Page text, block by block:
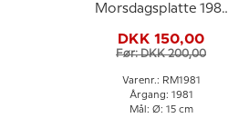
Morsdagsplatte 1981
DKK 150,00
Før: DKK 200,00
Varenr.: RM1981
Årgang: 1981
Mål: Ø: 15 cm